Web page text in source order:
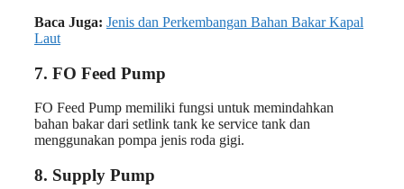
Baca Juga: Jenis dan Perkembangan Bahan Bakar Kapal
Laut
7. FO Feed Pump
FO Feed Pump memiliki fungsi untuk memindahkan
bahan bakar dari setlink tank ke service tank dan
menggunakan pompa jenis roda gigi.
8. Supply Pump